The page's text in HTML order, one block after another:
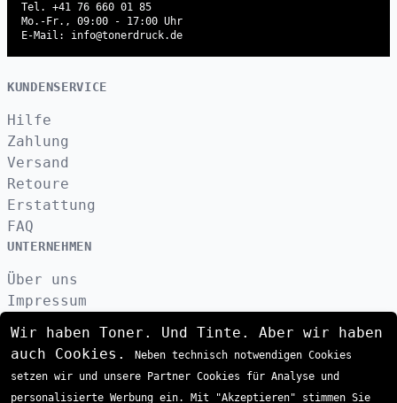
Tel. +41 76 660 01 85
Mo.-Fr., 09:00 - 17:00 Uhr
E-Mail: info@tonerdruck.de
KUNDENSERVICE
Hilfe
Zahlung
Versand
Retoure
Erstattung
FAQ
UNTERNEHMEN
Über uns
Impressum
Kontakt
AGB
VERSAND
Wir haben Toner. Und Tinte. Aber wir haben
auch Cookies.
Neben technisch notwendigen Cookies
setzen wir und unsere Partner Cookies für Analyse und
personalisierte Werbung ein. Mit "Akzeptieren" stimmen Sie